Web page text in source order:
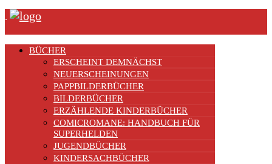
.
BÜCHER
ERSCHEINT DEMNÄCHST
NEUERSCHEINUNGEN
PAPPBILDERBÜCHER
BILDERBÜCHER
ERZÄHLENDE KINDERBÜCHER
COMICROMANE: HANDBUCH FÜR
SUPERHELDEN
JUGENDBÜCHER
KINDERSACHBÜCHER